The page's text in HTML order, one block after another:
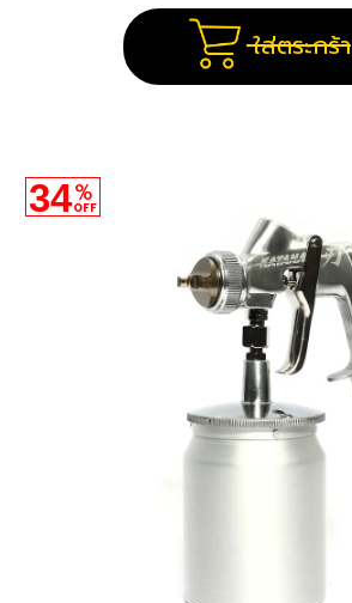
ใส่ตระกร้า
34%
OFF